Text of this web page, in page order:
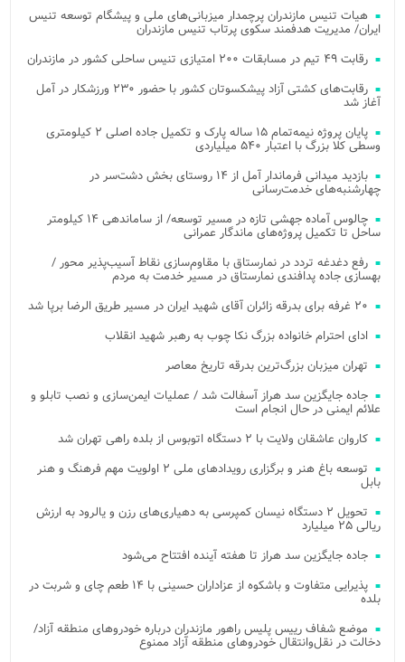
هیات تنیس مازندران پرچمدار میزبانی‌های ملی و پیشگام توسعه تنیس
ایران/ مدیریت هدفمند سکوی پرتاب تنیس مازندران
رقابت ۴۹ تیم در مسابقات ۲۰۰ امتیازی تنیس ساحلی کشور در مازندران
رقابت‌های کشتی آزاد پیشکسوتان کشور با حضور ۲۳۰ ورزشکار در آمل
آغاز شد
پایان پروژه نیمه‌تمام ۱۵ ساله پارک و تکمیل جاده اصلی ۲ کیلومتری
وسطی کلا بزرگ با اعتبار ۵۴۰ میلیاردی
بازدید میدانی فرماندار آمل از ۱۴ روستای بخش دشت‌سر در
چهارشنبه‌های خدمت‌رسانی
چالوس آماده جهشی تازه در مسیر توسعه/ از ساماندهی ۱۴ کیلومتر
ساحل تا تکمیل پروژه‌های ماندگار عمرانی
رفع دغدغه تردد در نمارستاق با مقاوم‌سازی نقاط آسیب‌پذیر محور /
بهسازی جاده پدافندی نمارستاق در مسیر خدمت به مردم
۲۰ غرفه برای بدرقه زائران آقای شهید ایران در مسیر طریق الرضا برپا شد
ادای احترام خانواده بزرگ نکا چوب به رهبر شهید انقلاب
تهران میزبان بزرگ‌ترین بدرقه تاریخ معاصر
جاده جایگزین سد هراز آسفالت شد / عملیات ایمن‌سازی و نصب تابلو و
علائم ایمنی در حال انجام است
کاروان عاشقان ولایت با ۲ دستگاه اتوبوس از بلده راهی تهران شد
توسعه باغ هنر و برگزاری رویدادهای ملی ۲ اولویت مهم فرهنگ و هنر
بابل
تحویل ۲ دستگاه نیسان کمپرسی به دهیاری‌های رزن و یالرود به ارزش
ریالی ۲۵ میلیارد
جاده جایگزین سد هراز تا هفته آینده افتتاح می‌شود
پذیرایی متفاوت و باشکوه از عزاداران حسینی با ۱۴ طعم چای و شربت در
بلده
موضع شفاف رییس پلیس راهور مازندران درباره خودروهای منطقه آزاد/
دخالت در نقل‌وانتقال خودروهای منطقه آزاد ممنوع